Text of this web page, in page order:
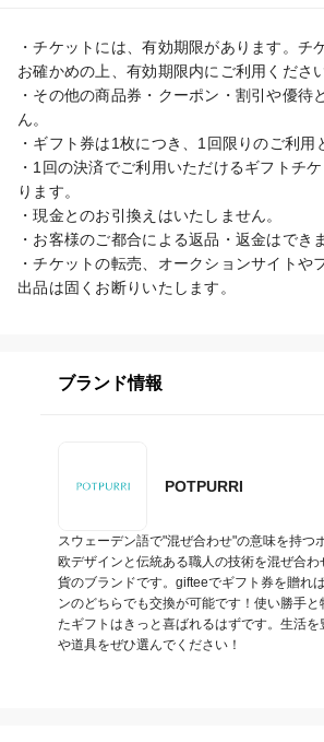
・チケットには、有効期限があります。チ
お確かめの上、有効期限内にご利用ください
・その他の商品券・クーポン・割引や優待
ん。
・ギフト券は1枚につき、1回限りのご利用
・1回の決済でご利用いただけるギフトチ
ります。
・現金とのお引換えはいたしません。
・お客様のご都合による返品・返金はでき
・チケットの転売、オークションサイトや
出品は固くお断りいたします。
ブランド情報
POTPURRI
スウェーデン語で"混ぜ合わせ"の意味を持つ
欧デザインと伝統ある職人の技術を混ぜ合
貨のブランドです。gifteeでギフト券を贈れ
ンのどちらでも交換が可能です！使い勝手と
たギフトはきっと喜ばれるはずです。生活を
や道具をぜひ選んでください！